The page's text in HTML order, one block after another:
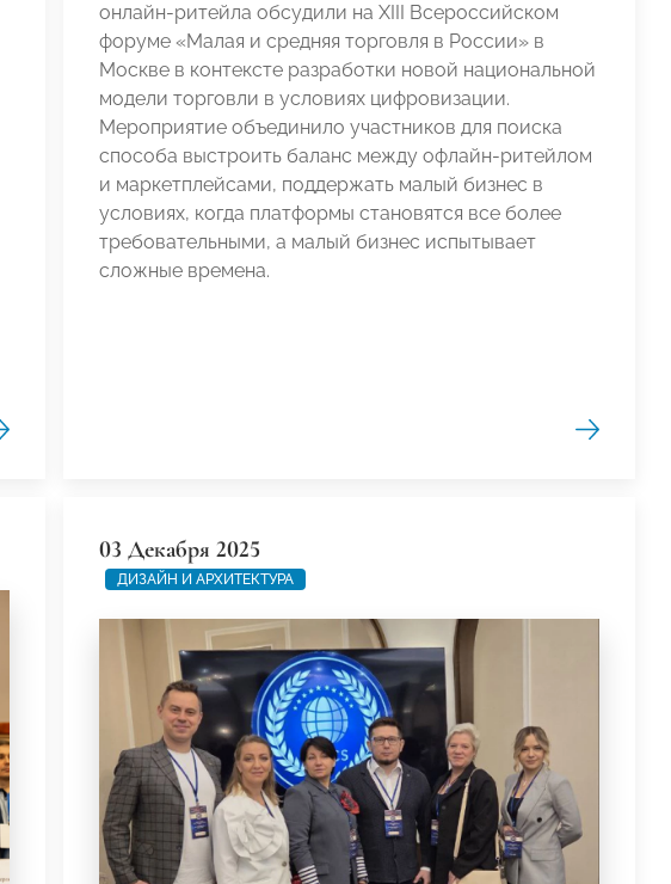
онлайн-ритейла обсудили на XIII Всероссийском
форуме «Малая и средняя торговля в России» в
Москве в контексте разработки новой национальной
модели торговли в условиях цифровизации.
Мероприятие объединило участников для поиска
способа выстроить баланс между офлайн-ритейлом
и маркетплейсами, поддержать малый бизнес в
условиях, когда платформы становятся все более
требовательными, а малый бизнес испытывает
сложные времена.
03 Декабря 2025
ДИЗАЙН И АРХИТЕКТУРА